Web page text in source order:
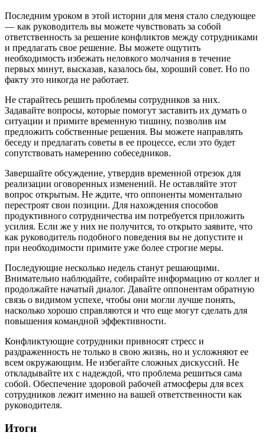
Последним уроком в этой истории для меня стало следующее
— как руководитель вы можете чувствовать за собой
ответственность за решение конфликтов между сотрудниками
и предлагать свое решение. Вы можете ощутить
необходимость избежать неловкого молчания в течение
первых минут, высказав, казалось бы, хороший совет. Но по
факту это никогда не работает.
Не старайтесь решить проблемы сотрудников за них.
Задавайте вопросы, которые помогут заставить их думать о
ситуации и примите временную тишину, позволив им
предложить собственные решения. Вы можете направлять
беседу и предлагать советы в ее процессе, если это будет
сопутствовать намерению собеседников.
Завершайте обсуждение, утвердив временной отрезок для
реализации оговоренных изменений. Не оставляйте этот
вопрос открытым. Не ждите, что оппоненты моментально
перестроят свои позиции. Для нахождения способов
продуктивного сотрудничества им потребуется приложить
усилия. Если же у них не получится, то открыто заявите, что
как руководитель подобного поведения вы не допустите и
при необходимости примите уже более строгие меры.
Последующие несколько недель станут решающими.
Внимательно наблюдайте, собирайте информацию от коллег и
продолжайте начатый диалог. Давайте оппонентам обратную
связь о видимом успехе, чтобы они могли лучше понять,
насколько хорошо справляются и что еще могут сделать для
повышения командной эффективности.
Конфликтующие сотрудники привносят стресс и
раздраженность не только в свою жизнь, но и усложняют ее
всем окружающим. Не избегайте сложных дискуссий. Не
откладывайте их с надеждой, что проблема решиться сама
собой. Обеспечение здоровой рабочей атмосферы для всех
сотрудников лежит именно на вашей ответственности как
руководителя.
Итоги